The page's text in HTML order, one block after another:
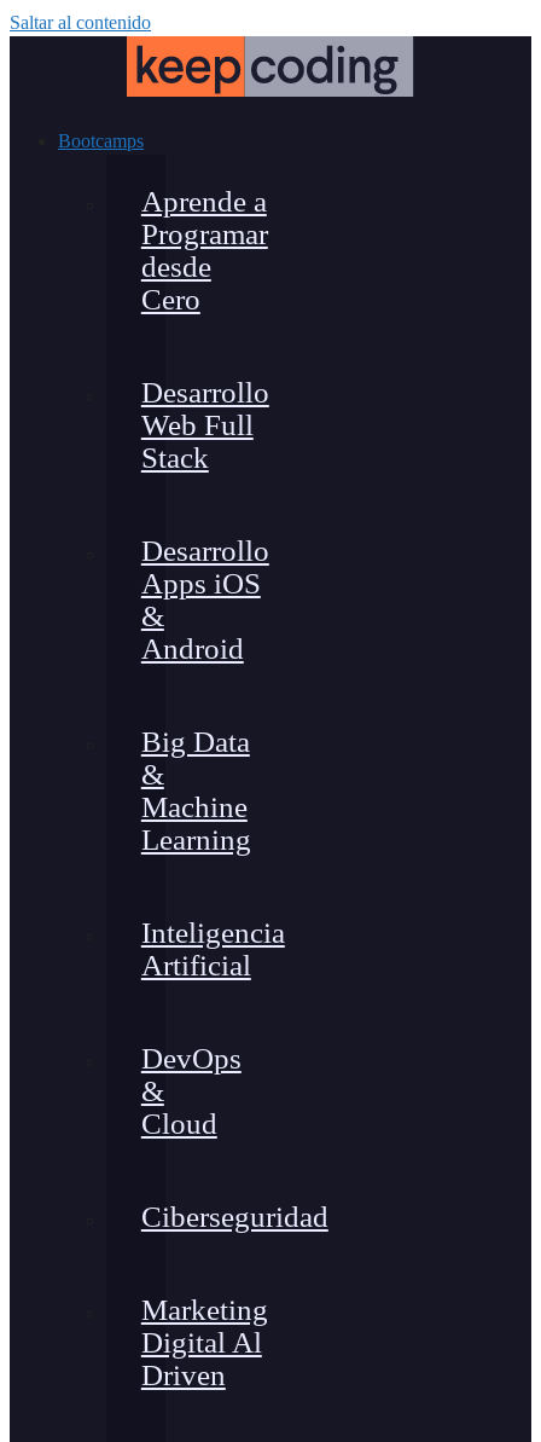
Saltar al contenido
Bootcamps
Aprende a
Programar
desde
Cero
Desarrollo
Web Full
Stack
Desarrollo
Apps iOS
&
Android
Big Data
&
Machine
Learning
Inteligencia
Artificial
DevOps
&
Cloud
Ciberseguridad
Marketing
Digital Al
Driven